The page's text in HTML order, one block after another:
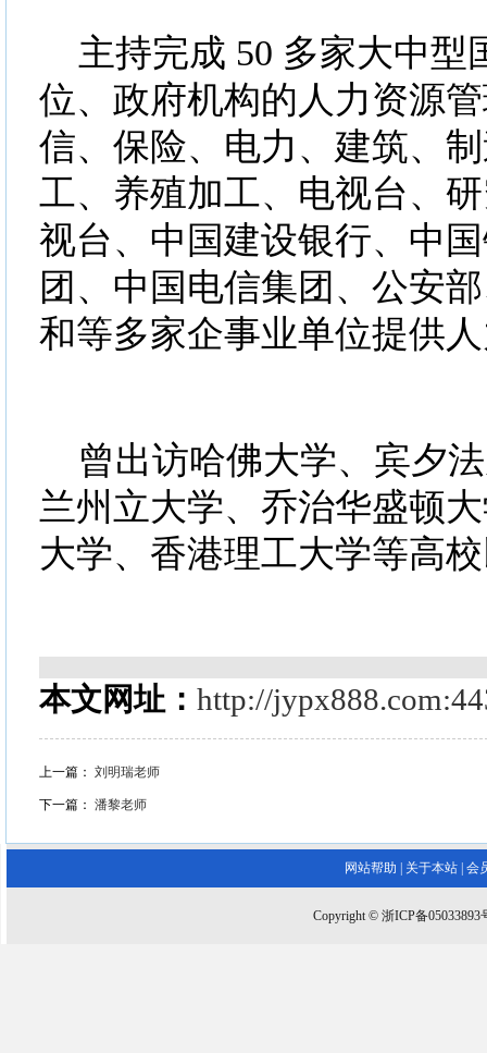
主持完成 50 多家大中型
位、政府机构的人力资源
信、保险、电力、建筑、
工、养殖加工、电视台、
视台、中国建设银行、中
团、中国电信集团、公安
和等多家企事业单位提供
曾出访哈佛大学、宾夕
兰州立大学、乔治华盛顿
大学、香港理工大学等高
本文网址： http://
上一篇： 刘明瑞老师
下一篇： 潘黎老师
网站帮助 关于本站 会
Copyright © 浙ICP备05033893